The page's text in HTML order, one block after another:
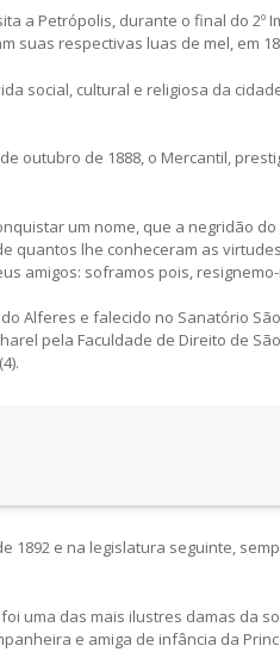
a Petrópolis, durante o final do 2º
suas respectivas luas de mel, em
social, cultural e religiosa da
outubro de 1888, o Mercantil,
um nome, que a negridão
quantos lhe conheceram as
amigos: soframos pois, resignemo-
Alferes e falecido no Sanatório
pela Faculdade de Direito de
1892 e na legislatura seguinte,
uma das mais ilustres damas da
e amiga de infância da